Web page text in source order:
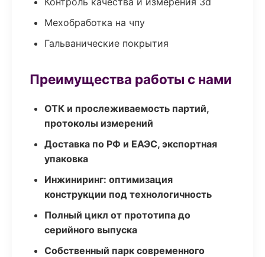
Мехобработка на чпу
Гальванические покрытия
Преимущества работы с нами
ОТК и прослеживаемость партий,
протоколы измерений
Доставка по РФ и ЕАЭС, экспортная
упаковка
Инжиниринг: оптимизация
конструкции под технологичность
Полный цикл от прототипа до
серийного выпуска
Собственный парк современного